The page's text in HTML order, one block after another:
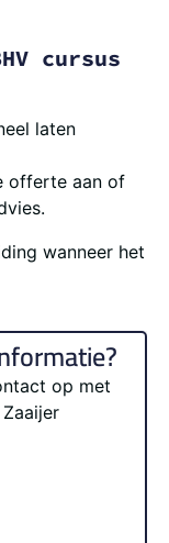
cursus
laten
offerte aan of
wanneer het
op met